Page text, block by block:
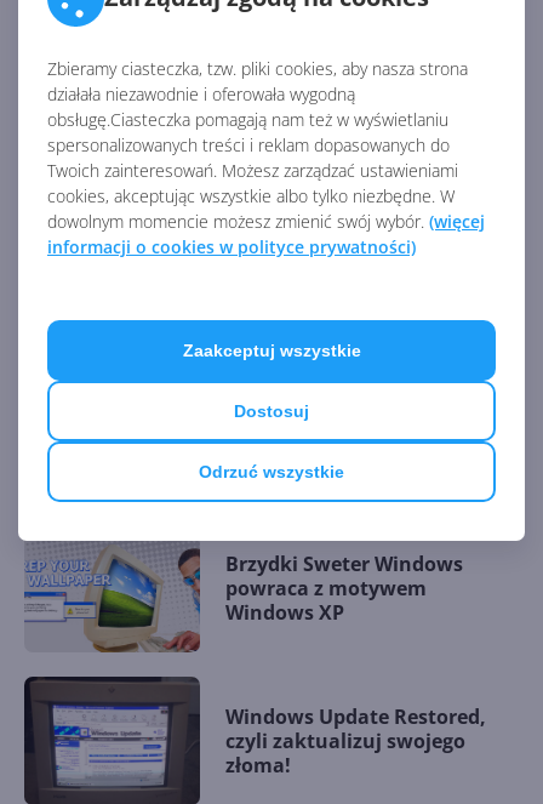
Zbieramy ciasteczka, tzw. pliki cookies, aby nasza strona
działała niezawodnie i oferowała wygodną
obsługę.Ciasteczka pomagają nam też w wyświetlaniu
spersonalizowanych treści i reklam dopasowanych do
Twoich zainteresowań. Możesz zarządzać ustawieniami
cookies, akceptując wszystkie albo tylko niezbędne. W
dowolnym momencie możesz zmienić swój wybór. (więcej
informacji o cookies w polityce prywatności)
Odrzuć wszystkie
Dostosuj
Zaakceptuj wszystkie
Źródło:
https://gear.xbox.com/pages/windows
AKTUALNOŚCI Z KATEGORII WINDOWS
XP
10 lat temu Windows XP
Windows XP 2024 Edition -
pomarzyć zawsze można
Brzydki Sweter Windows
powraca z motywem
Windows XP
Windows Update Restored,
czyli zaktualizuj swojego
złoma!